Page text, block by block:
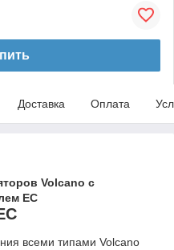
Доставка Оплата
Volcano с
EC
всеми типами Volcano